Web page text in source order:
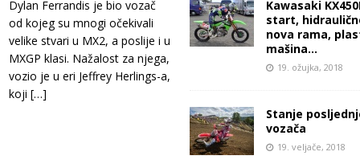
Dylan Ferrandis je bio vozač
od kojeg su mnogi očekivali
velike stvari u MX2, a poslije i u
MXGP klasi. Nažalost za njega,
vozio je u eri Jeffrey Herlings-a,
koji[…]
Kawasaki
start,
nova rama,
mašina…
19. ožujka, 2018
Stanje
vozača
19. veljače, 2018